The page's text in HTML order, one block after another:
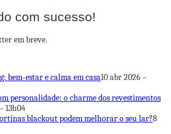
com sucesso!
em breve.
bem-estar e calma em casa10 abr 2026 –
personalidade: o charme dos revestimentos
13h04
blackout podem melhorar o seu lar?8